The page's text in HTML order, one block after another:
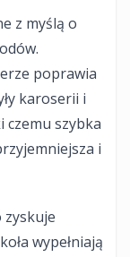
z myślą o
poprawia
karoserii i
czemu szybka
i
zyskuje
wypełniają